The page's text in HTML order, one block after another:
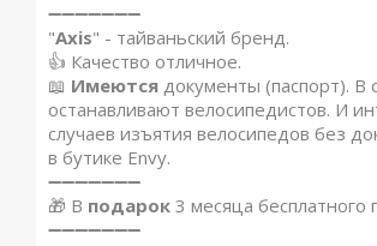
➖➖➖➖➖➖➖
"Axis" - тайваньский бренд.
👍 Качество отличное.
📖 Имеются документы (паспорт). В
останавливают велосипедистов. И
случаев изъятия велосипедов без
в бутике Envy.
➖➖➖➖➖➖➖
🎁 В подарок 3 месяца бесплатного
➖➖➖➖➖➖➖